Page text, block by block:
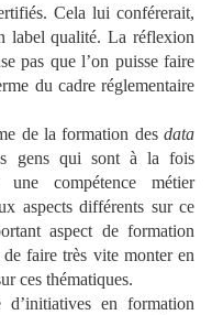
Cela lui conférerait,
label qualité. La réflexion
pas que l’on puisse faire
du cadre réglementaire
de la formation des data
gens qui sont à la fois
compétence métier
aspects différents sur ce
aspect de formation
faire très vite monter en
ces thématiques.
en formation